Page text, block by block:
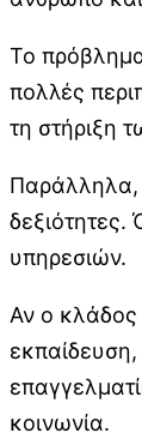
Το πρόβλημα
πολλές
τη στήριξη
Παράλληλα,
δεξιότητες.
υπηρεσιών.
Αν ο κλάδος
κοινωνία.